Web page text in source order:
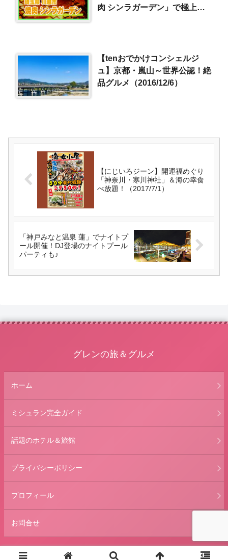
肉 シンラガーデン」で極上焼
【tenおでかけコンシェルジ
ュ】京都・嵐山～世界公認！絶
品グルメ（2016/12/6）
【にじいろジーン】開運福めぐり
「神奈川・寒川神社」＆海の幸食
べ放題！（2017/7/1）
「神戸みなと温泉 蓮」でナイトプ
ール開催！DJ登場のナイトプール
パーティも♪
グレンの旅＆グルメ
ホーム
ミシュラン完全ガイド
話題のホテル＆旅館
プライバシーポリシー
プロフィール
お問合せ